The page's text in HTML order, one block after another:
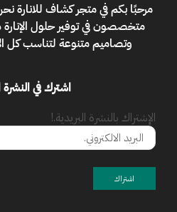
مرحبًا بكم فيمتجر كشاف للانارة
متخصصون في توفير حلول
وتصاميم متنوعة لتناسب كل
اشترك في النشرة
الإشتراك بالنشرة البريدية.!